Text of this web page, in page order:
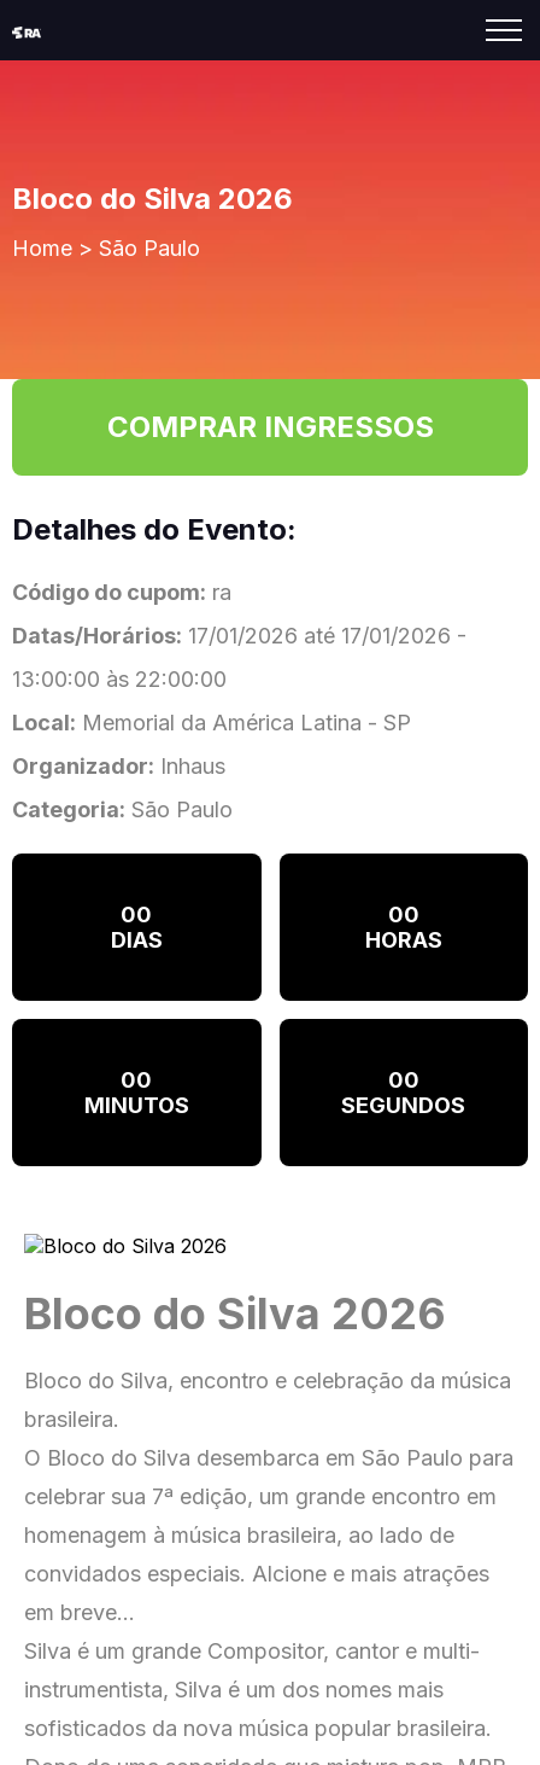
Bloco do Silva 2026
Home > São Paulo
COMPRAR INGRESSOS
Detalhes do Evento:
Código do cupom: ra
Datas/Horários: 17/01/2026 até 17/01/2026 -
13:00:00 às 22:00:00
Local: Memorial da América Latina - SP
Organizador: Inhaus
Categoria: São Paulo
00
DIAS
00
HORAS
00
MINUTOS
00
SEGUNDOS
Bloco do Silva 2026
Bloco do Silva, encontro e celebração da música
brasileira.
O Bloco do Silva desembarca em São Paulo para
celebrar sua 7ª edição, um grande encontro em
homenagem à música brasileira, ao lado de
convidados especiais. Alcione e mais atrações
em breve…
Silva é um grande Compositor, cantor e multi-
instrumentista, Silva é um dos nomes mais
sofisticados da nova música popular brasileira.